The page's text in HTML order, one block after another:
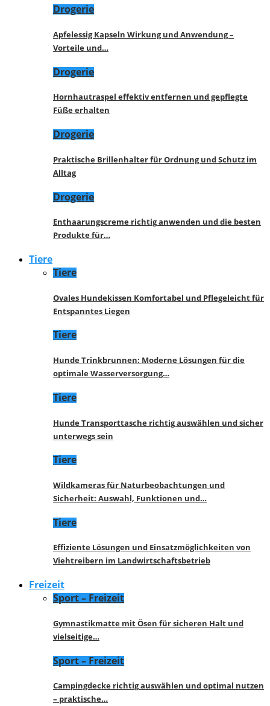
Drogerie
Apfelessig Kapseln Wirkung und Anwendung –
Vorteile und…
Drogerie
Hornhautraspel effektiv entfernen und gepflegte
Füße erhalten
Drogerie
Praktische Brillenhalter für Ordnung und Schutz im
Alltag
Drogerie
Enthaarungscreme richtig anwenden und die besten
Produkte für…
Tiere
Tiere
Ovales Hundekissen Komfortabel und Pflegeleicht für
Entspanntes Liegen
Tiere
Hunde Trinkbrunnen: Moderne Lösungen für die
optimale Wasserversorgung…
Tiere
Hunde Transporttasche richtig auswählen und sicher
unterwegs sein
Tiere
Wildkameras für Naturbeobachtungen und
Sicherheit: Auswahl, Funktionen und…
Tiere
Effiziente Lösungen und Einsatzmöglichkeiten von
Viehtreibern im Landwirtschaftsbetrieb
Freizeit
Sport – Freizeit
Gymnastikmatte mit Ösen für sicheren Halt und
vielseitige…
Sport – Freizeit
Campingdecke richtig auswählen und optimal nutzen
– praktische…